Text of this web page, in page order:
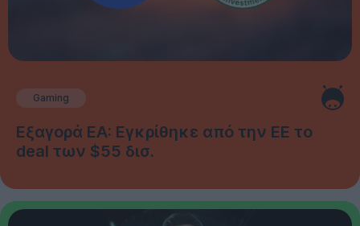
Gaming
Εξαγορά EA: Εγκρίθηκε από την ΕΕ το
deal των $55 δισ.